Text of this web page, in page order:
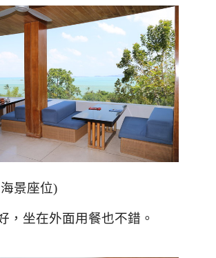
景座位)
，坐在外面用餐也不錯。